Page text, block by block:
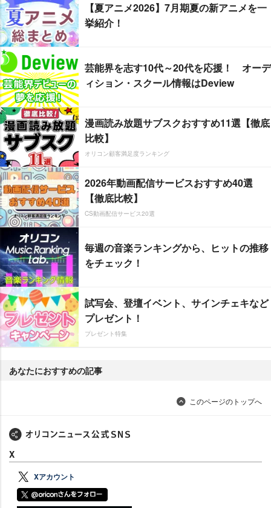
【夏アニメ2026】7月期夏の新アニメを一
挙紹介！
芸能界を志す10代～20代を応援！ オーデ
ィション・スクール情報はDeview
漫画読み放題サブスクおすすめ11選【徹底
比較】
オリコン顧客満足度ランキング
2026年動画配信サービスおすすめ40選
【徹底比較】
CS動画配信サービス20選
毎週の音楽ランキングから、ヒットの推移
をチェック！
試写会、登壇イベント、サインチェキなど
プレゼント！
プレゼント特集
あなたにおすすめの記事
このページのトップへ
X
Xアカウント